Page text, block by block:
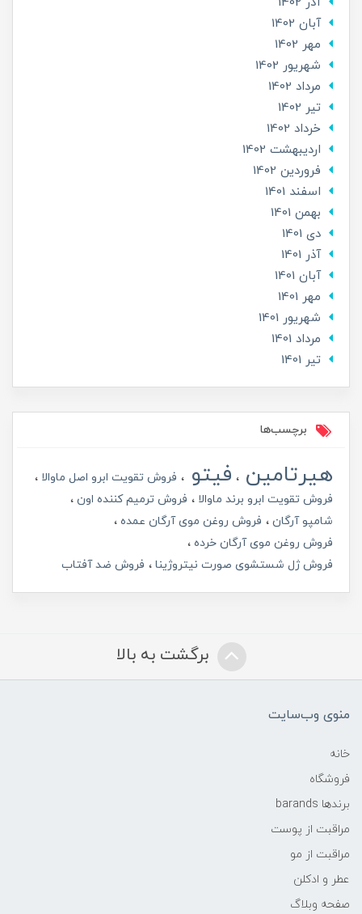
آبان 1402
مهر 1402
شهریور 1402
مرداد 1402
تير 1402
خرداد 1402
ارديبهشت 1402
فروردین 1402
اسفند 1401
بهمن 1401
دی 1401
آذر 1401
آبان 1401
مهر 1401
شهریور 1401
مرداد 1401
تير 1401
برچسب‌ها
هیرتامین فیتو
فروش تقویت ابرو اصل ماوالا
فروش تقویت ابرو برند ماوالا
فروش ترمیم کننده اون
شامپو آرگان
فروش روغن موی آرگان عمده
فروش روغن موی آرگان خرده
فروش ژل شستشوی صورت نیتروژینا
فروش ضد آفتاب
برگشت به بالا
منوی وب‌سایت
خانه
فروشگاه
برندها barands
مراقبت از پوست
مراقبت از مو
عطر و ادکلن
صفحه وبلاگ